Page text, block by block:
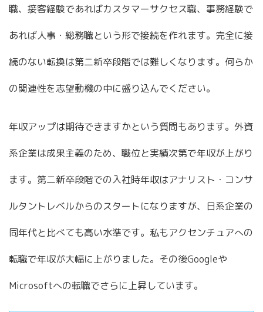
職、接客経験であればカスタマーサクセス職、事務経験で
あれば人事・総務職という形で接続を作れます。完全に接
続のない転換は第二新卒段階では難しくなります。何らか
の関連性を志望動機の中に盛り込んでください。
年収アップは期待できますかという質問もあります。外資
系企業は成果主義のため、職位と実績次第で年収が上がり
ます。第二新卒段階での入社時年収はアナリスト・コンサ
ルタントレベルからのスタートになりますが、日系企業の
同年代と比べても高い水準です。私もアクセンチュアへの
転職で年収が大幅に上がりました。その後Googleや
Microsoftへの転職でさらに上昇しています。